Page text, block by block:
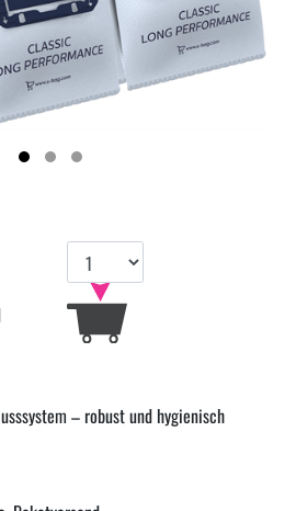
– robust und hygienisch